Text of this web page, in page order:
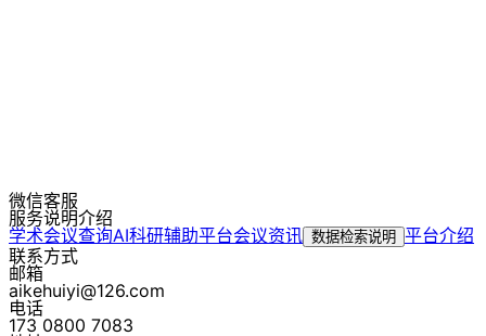
微信客服
服务说明介绍
学术会议查询AI科研辅助平台会议资讯 数据检索说明 平台介绍
联系方式
邮箱
aikehuiyi@126.com
电话
173 0800 7083